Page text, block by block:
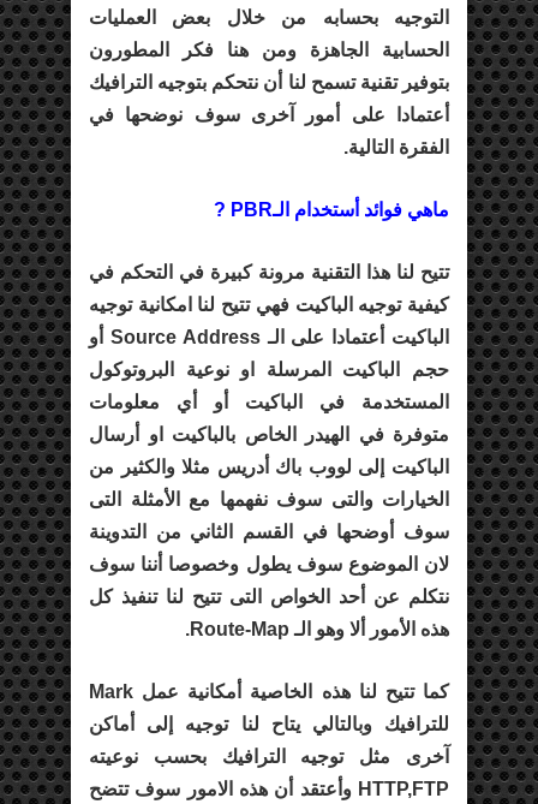
التوجيه بحسابه من خلال بعض العمليات
الحسابية الجاهزة ومن هنا فكر المطورون
بتوفير تقنية تسمح لنا أن نتحكم بتوجيه الترافيك
أعتمادا على أمور آخرى سوف نوضحها في
الفقرة التالية.
ماهي فوائد أستخدام الـPBR ?
تتيح لنا هذا التقنية مرونة كبيرة في التحكم في
كيفية توجيه الباكيت فهي تتيح لنا امكانية توجيه
الباكيت أعتمادا على الـ Source Address أو
حجم الباكيت المرسلة او نوعية البروتوكول
المستخدمة في الباكيت أو أي معلومات
متوفرة في الهيدر الخاص بالباكيت او أرسال
الباكيت إلى لووب باك أدريس مثلا والكثير من
الخيارات والتى سوف نفهمها مع الأمثلة التى
سوف أوضحها في القسم الثاني من التدوينة
لان الموضوع سوف يطول وخصوصا أننا سوف
نتكلم عن أحد الخواص التى تتيح لنا تنفيذ كل
هذه الأمور ألا وهو الـ Route-Map.
كما تتيح لنا هذه الخاصية أمكانية عمل Mark
للترافيك وبالتالي يتاح لنا توجيه إلى أماكن
آخرى مثل توجيه الترافيك بحسب نوعيته
HTTP,FTP وأعتقد أن هذه الامور سوف تتضح